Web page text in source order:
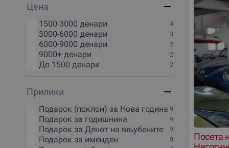
Виница
Грциjа 10
Кратово 10
Македонска Каменица 10
Македонски Брод 10
Штип 10
Доjран 9
Пробиштип 9
Радовиш 9
Свети-Николе 9
Подарок за целото семејство 7
Подарок за дете 6
Подарок за тинејџер 6
За десет 5
Над 20 лица 4
Цена
1500-3000 денари 4
3000-6000 денари 3
6000-9000 денари 2
9000+ денари 2
До 1500 денари 2
Прилики
Подарок (поклон) за Нова година 9
Подарок за годишнина 9
Подарок за Денот на вљубените 9
Подарок за именден 9
Посета